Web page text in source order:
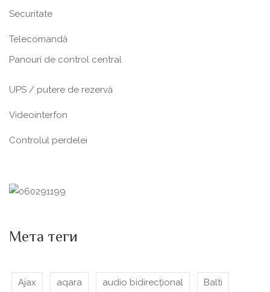
Securitate
Telecomandă
Panouri de control central
UPS / putere de rezervă
Videointerfon
Сontrolul perdelei
Мета теги
Ajax aqara audio bidirecțional Balti